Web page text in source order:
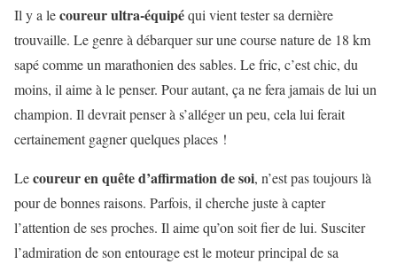
Il y a lecoureur ultra-équipéqui vient tester sa dernière
trouvaille. Le genre à débarquer sur une course nature de 18 km
sapé comme un marathonien des sables. Le fric, c’est chic, du
moins, il aime à le penser. Pour autant, ça ne fera jamais de lui un
champion. Il devrait penser à s’alléger un peu, cela lui ferait
certainement gagner quelques places !
Lecoureur en quête d’affirmation de soi, n’est pas toujours là
pour de bonnes raisons. Parfois, il cherche juste à capter
l’attention de ses proches. Il aime qu’on soit fier de lui. Susciter
l’admiration de son entourage est le moteur principal de sa